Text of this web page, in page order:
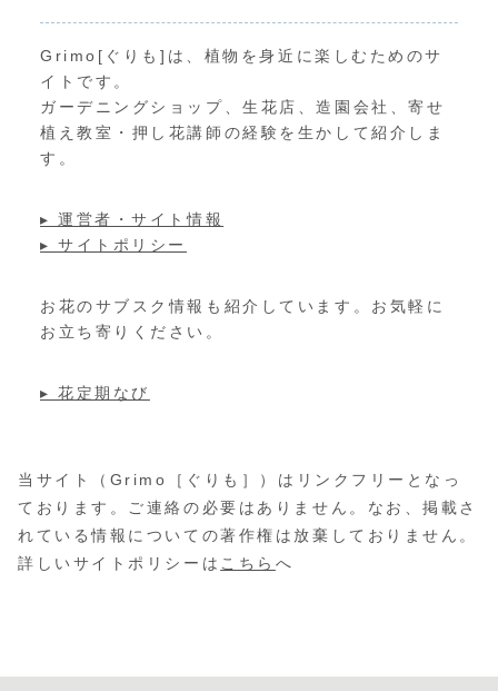
Grimo[ぐりも]は、植物を身近に楽しむためのサ
イトです。
ガーデニングショップ、生花店、造園会社、寄せ
植え教室・押し花講師の経験を生かして紹介しま
す。
▸ 運営者・サイト情報
▸ サイトポリシー
お花のサブスク情報も紹介しています。お気軽に
お立ち寄りください。
▸ 花定期なび
当サイト（Grimo［ぐりも］）はリンクフリーとなっ
ております。ご連絡の必要はありません。なお、掲載さ
れている情報についての著作権は放棄しておりません。
詳しいサイトポリシーは こちら へ